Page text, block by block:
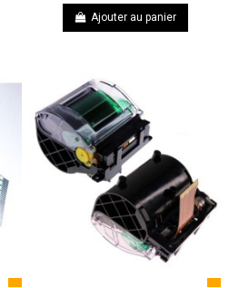
Ajouter au panier